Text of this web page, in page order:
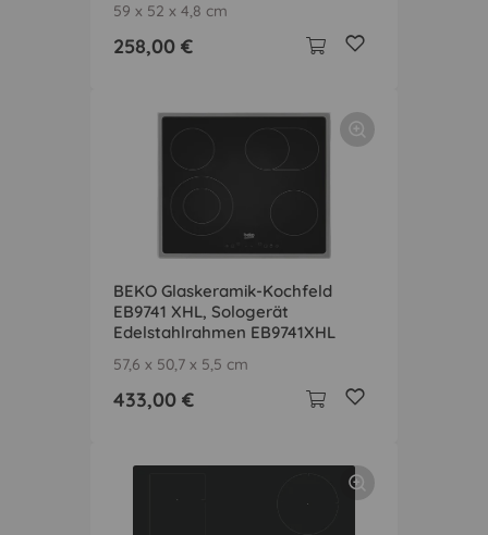
59 x 52 x 4,8 cm
258,00 €
BEKO Glaskeramik-Kochfeld
EB9741 XHL, Sologerät
Edelstahlrahmen EB9741XHL
57,6 x 50,7 x 5,5 cm
433,00 €